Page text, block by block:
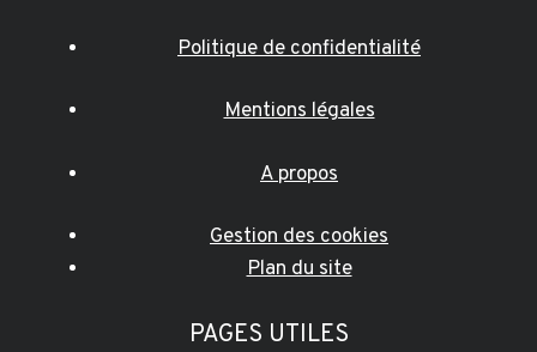
Politique de confidentialité
Mentions légales
A propos
Gestion des cookies
Plan du site
PAGES UTILES